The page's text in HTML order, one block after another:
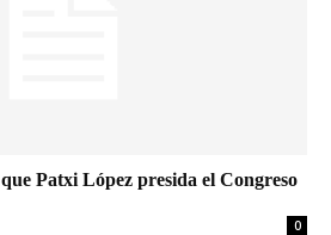
Patxi López presida el Congreso
0